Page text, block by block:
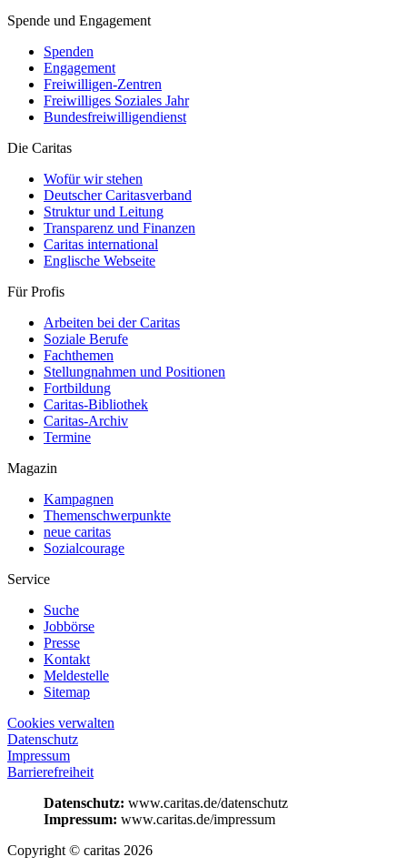
Spende und Engagement
Spenden
Engagement
Freiwilligen-Zentren
Freiwilliges Soziales Jahr
Bundesfreiwilligendienst
Die Caritas
Wofür wir stehen
Deutscher Caritasverband
Struktur und Leitung
Transparenz und Finanzen
Caritas international
Englische Webseite
Für Profis
Arbeiten bei der Caritas
Soziale Berufe
Fachthemen
Stellungnahmen und Positionen
Fortbildung
Caritas-Bibliothek
Caritas-Archiv
Termine
Magazin
Kampagnen
Themenschwerpunkte
neue caritas
Sozialcourage
Service
Suche
Jobbörse
Presse
Kontakt
Meldestelle
Sitemap
Cookies verwalten
Datenschutz
Impressum
Barrierefreiheit
Datenschutz: www.caritas.de/datenschutz
Impressum: www.caritas.de/impressum
Copyright © caritas 2026